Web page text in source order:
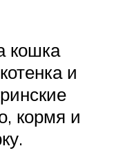
кошка
и
кормя и